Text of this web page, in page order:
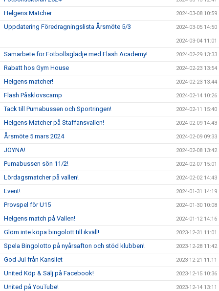
Helgens Matcher 2024-03-08 10:59
Uppdatering Föredragningslista Årsmöte 5/3 2024-03-05 14:50
2024-03-04 11:01
Samarbete för Fotbollsglädje med Flash Academy! 2024-02-29 13:33
Rabatt hos Gym House 2024-02-23 13:54
Helgens matcher! 2024-02-23 13:44
Flash Påsklovscamp 2024-02-14 10:26
Tack till Pumabussen och Sportringen! 2024-02-11 15:40
Helgens Matcher på Staffansvallen! 2024-02-09 14:43
Årsmöte 5 mars 2024 2024-02-09 09:33
JOYNA! 2024-02-08 13:42
Pumabussen sön 11/2! 2024-02-07 15:01
Lördagsmatcher på vallen! 2024-02-02 14:43
Event! 2024-01-31 14:19
Provspel för U15 2024-01-30 10:08
Helgens match på Vallen! 2024-01-12 14:16
Glöm inte köpa bingolott till ikväll! 2023-12-31 11:01
Spela Bingolotto på nyårsafton och stöd klubben! 2023-12-28 11:42
God Jul från Kansliet 2023-12-21 11:11
United Köp & Sälj på Facebook! 2023-12-15 10:36
United på YouTube! 2023-12-14 13:11